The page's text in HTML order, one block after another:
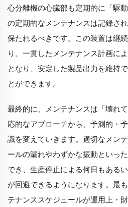
心分離機の心臓部も定期的に「駆
の定期的なメンテナンスは記録さ
保たれるべきです。この装置は継
り、一貫したメンテナンス計画に
となり、安定した製品出力を維持
とができます。
最終的に、メンテナンスは「壊れ
応的なアプローチから、予測的・
識を変えていきます。適切なメン
ールの漏れやわずかな振動といっ
でき、生産停止による何日もある
が回避できるようになります。最
テナンススケジュールが運用上・